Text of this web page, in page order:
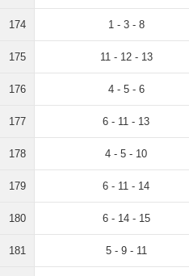
174 1 - 3 - 8
175 11 - 12 - 13
176 4 - 5 - 6
177 6 - 11 - 13
178 4 - 5 - 10
179 6 - 11 - 14
180 6 - 14 - 15
181 5 - 9 - 11